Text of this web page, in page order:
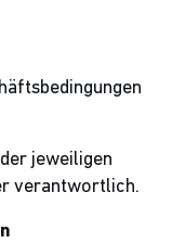
jeweiligen
verantwortlich.